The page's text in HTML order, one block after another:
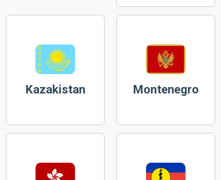
Kazakistan Montenegro